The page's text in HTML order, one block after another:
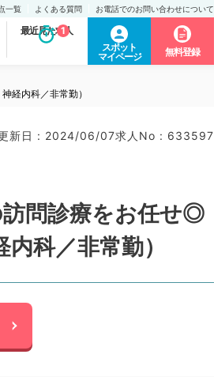
一覧 よくある質問 お電話でのお問い合わせについて
最近見た求人
1
スポット
マイページ
無料登録
経内科／非常勤）
新日 : 2024/06/07求人No : 633597
問診療をお任せ◎
科／非常勤）